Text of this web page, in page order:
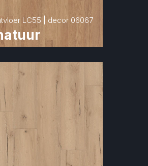
LC55 | decor 06067